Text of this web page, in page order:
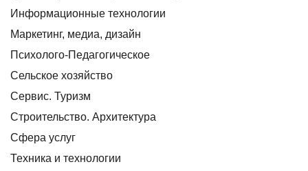
Информационные технологии
Маркетинг, медиа, дизайн
Психолого-Педагогическое
Сельское хозяйство
Сервис. Туризм
Строительство. Архитектура
Сфера услуг
Техника и технологии